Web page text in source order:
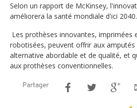
Selon un rapport de McKinsey,
améliorera la santé mondiale d'ici 2040.
Les prothèses innovantes, imprimées
robotisées, peuvent offrir aux amputés
alternative abordable et de qualité, et
aux prothèses conventionnelles.
Partager